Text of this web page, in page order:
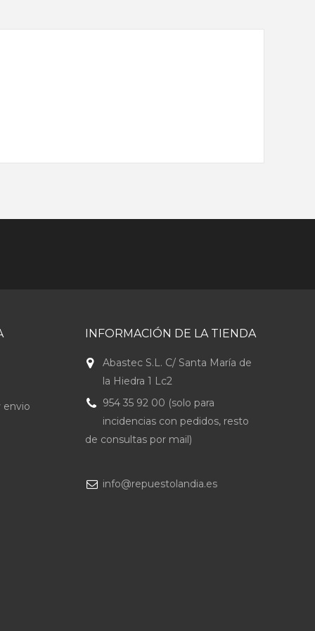
envio
INFORMACIÓN DE LA TIENDA
Abastec S.L. C/ Santa María de
la Hiedra 1 Lc2
954 35 92 00 (solo para
incidencias con pedidos, resto
de consultas por mail)
info@repuestolandia.es